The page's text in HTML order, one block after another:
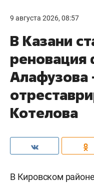
9 августа 2026, 08:57
В Казани
реновация
Алафузова
Котелова
В Кировском